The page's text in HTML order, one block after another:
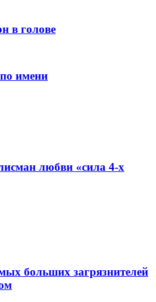
в голове
имени
любви «сила 4-х
больших загрязнителей